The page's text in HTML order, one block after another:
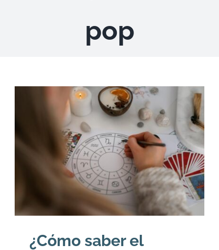
ARTÍCULOS
pop
¿Cómo saber el